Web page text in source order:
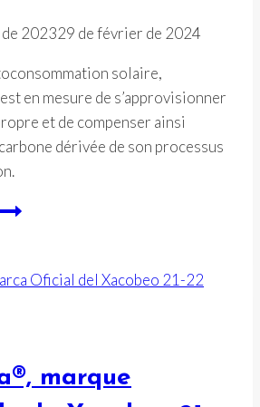
202329 de février de 2024
solaire,
en mesure de s’approvisionner
et de compenser ainsi
dérivée de son processus
marque